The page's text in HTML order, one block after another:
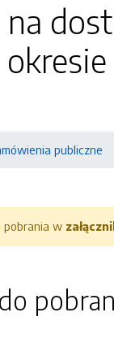
na
publiczne
pobrania w